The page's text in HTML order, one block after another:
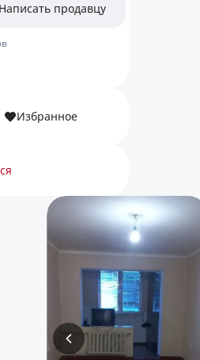
Написать продавцу
Избранное